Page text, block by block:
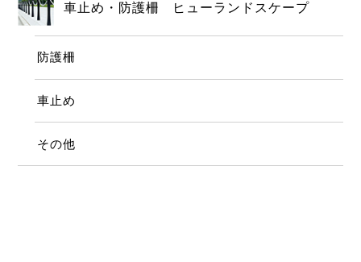
車止め・防護柵 ヒューランドスケープ
防護柵
車止め
その他